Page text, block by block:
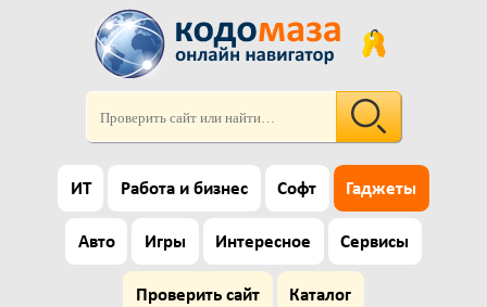
ИТ Работа и бизнес Софт Гаджеты
Авто Игры Интересное Сервисы
Проверить сайт Каталог